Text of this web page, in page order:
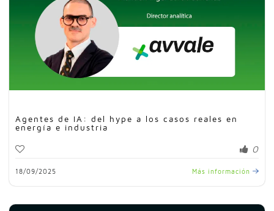
Agentes de IA: del hype a los casos reales en
energía e industria
0
18/09/2025 Más información